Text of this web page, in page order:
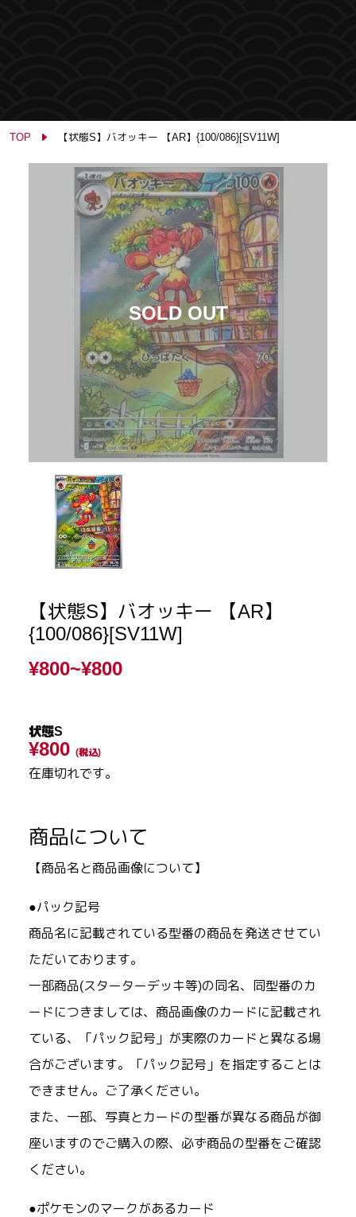
TOP 【状態S】バオッキー 【AR】{100/086}[SV11W]
【状態S】バオッキー 【AR】
{100/086}[SV11W]
¥800~¥800
状態S
¥800 (税込)
在庫切れです。
商品について
【商品名と商品画像について】
●パック記号
商品名に記載されている型番の商品を発送させてい
ただいております。
一部商品(スターターデッキ等)の同名、同型番のカ
ードにつきましては、商品画像のカードに記載され
ている、「パック記号」が実際のカードと異なる場
合がございます。「パック記号」を指定することは
できません。ご了承ください。
また、一部、写真とカードの型番が異なる商品が御
座いますのでご購入の際、必ず商品の型番をご確認
ください。
●ポケモンのマークがあるカード